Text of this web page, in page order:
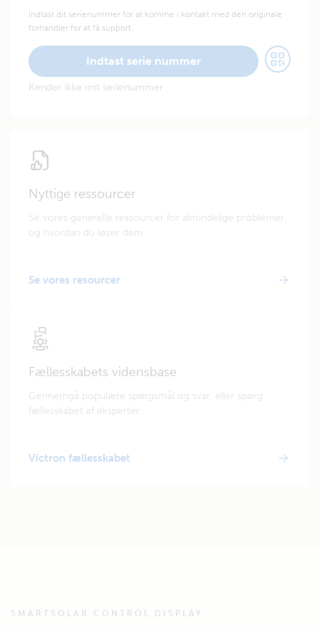
Indtast dit serienummer for at komme i kontakt med den originale
forhandler for at få support.
Indtast serie nummer
Kender ikke mit serienummer
Nyttige ressourcer
Se vores generelle ressourcer for almindelige problemer,
og hvordan du løser dem.
Se vores resourcer
Fællesskabets vidensbase
Gennemgå populære spørgsmål og svar, eller spørg
fællesskabet af eksperter.
Victron fællesskabet
SMARTSOLAR CONTROL DISPLAY